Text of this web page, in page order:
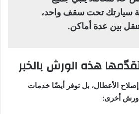
سيارتك تحت سقف واحد،
بين عدة أماكن.
هذه الورش بالخبر
الأعطال، بل توفر أيضًا خدمات
ورش أخرى: